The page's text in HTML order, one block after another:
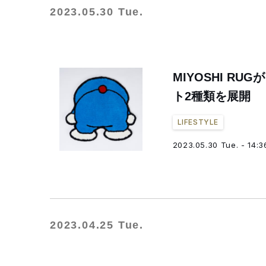
2023.05.30 Tue.
MIYOSHI RUG
ト2種類を展開
LIFESTYLE
2023.05.30 Tue. -
2023.04.25 Tue.